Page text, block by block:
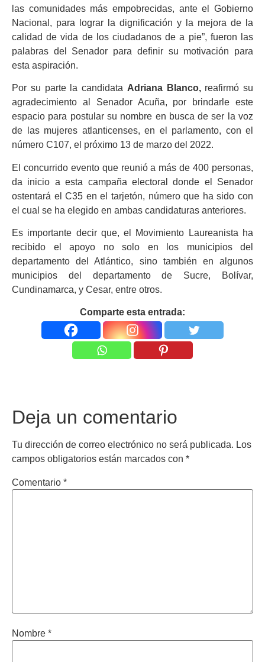
las comunidades más empobrecidas, ante el Gobierno
Nacional, para lograr la dignificación y la mejora de la
calidad de vida de los ciudadanos de a pie”, fueron las
palabras del Senador para definir su motivación para
esta aspiración.
Por su parte la candidata Adriana Blanco,reafirmó su
agradecimiento al Senador Acuña, por brindarle este
espacio para postular su nombre en busca de ser la voz
de las mujeres atlanticenses, en el parlamento, con el
número C107, el próximo 13 de marzo del 2022.
El concurrido evento que reunió a más de 400 personas,
da inicio a esta campaña electoral donde el Senador
ostentará el C35 en el tarjetón, número que ha sido con
el cual se ha elegido en ambas candidaturas anteriores.
Es importante decir que, el Movimiento Laureanista ha
recibido el apoyo no solo en los municipios del
departamento del Atlántico, sino también en algunos
municipios del departamento de Sucre, Bolívar,
Cundinamarca, y Cesar, entre otros.
Comparte esta entrada:
Deja un comentario
Tu dirección de correo electrónico no será publicada. Los
campos obligatorios están marcados con *
Comentario *
Nombre *